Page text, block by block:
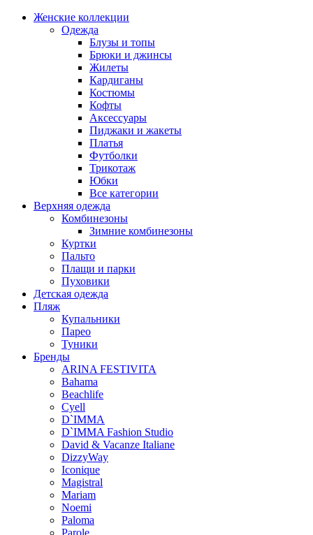
Женские коллекции
Одежда
Блузы и топы
Брюки и джинсы
Жилеты
Кардиганы
Костюмы
Кофты
Аксессуары
Пиджаки и жакеты
Платья
Футболки
Трикотаж
Юбки
Все категории
Верхняя одежда
Комбинезоны
Зимние комбинезоны
Куртки
Пальто
Плащи и парки
Пуховики
Детская одежда
Пляж
Купальники
Парео
Туники
Бренды
ARINA FESTIVITA
Bahama
Beachlife
Cyell
D`IMMA
D`IMMA Fashion Studio
David & Vacanze Italiane
DizzyWay
Iconique
Magistral
Mariam
Noemi
Paloma
Parole